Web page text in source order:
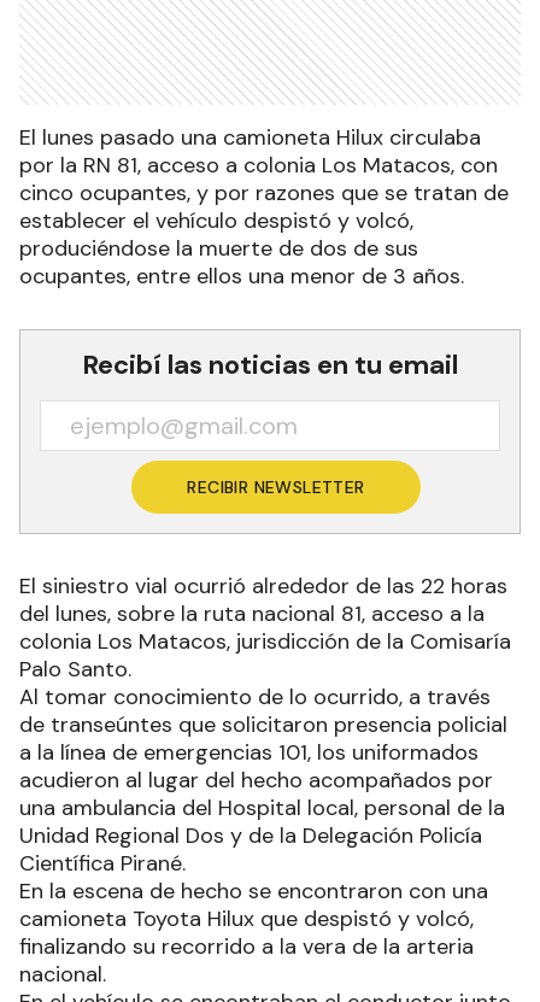
El lunes pasado una camioneta Hilux circulaba
por la RN 81, acceso a colonia Los Matacos, con
cinco ocupantes, y por razones que se tratan de
establecer el vehículo despistó y volcó,
produciéndose la muerte de dos de sus
ocupantes, entre ellos una menor de 3 años.
Recibí las noticias en tu email
RECIBIR NEWSLETTER
El siniestro vial ocurrió alrededor de las 22 horas
del lunes, sobre la ruta nacional 81, acceso a la
colonia Los Matacos, jurisdicción de la Comisaría
Palo Santo.
Al tomar conocimiento de lo ocurrido, a través
de transeúntes que solicitaron presencia policial
a la línea de emergencias 101, los uniformados
acudieron al lugar del hecho acompañados por
una ambulancia del Hospital local, personal de la
Unidad Regional Dos y de la Delegación Policía
Científica Pirané.
En la escena de hecho se encontraron con una
camioneta Toyota Hilux que despistó y volcó,
finalizando su recorrido a la vera de la arteria
nacional.